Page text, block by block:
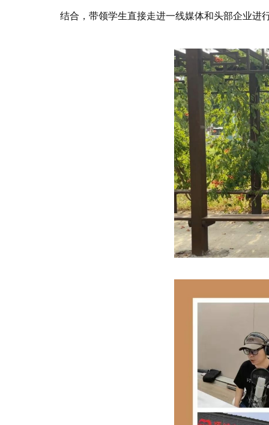
结合，带领学生直接走进一线媒体和头部企业进